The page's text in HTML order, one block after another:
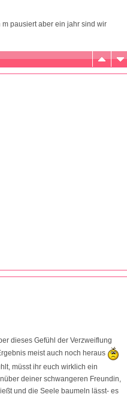
pausiert aber ein jahr sind wir
dieses Gefühl der Verzweiflung
meist auch noch heraus
müsst ihr euch wirklich ein
deiner schwangeren Freundin,
und die Seele baumeln lässt- es